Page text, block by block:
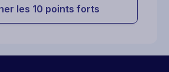
les 10 points forts